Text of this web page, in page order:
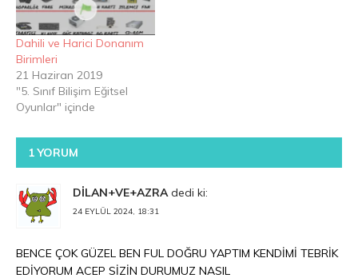
Dahili ve Harici Donanım
Birimleri
21 Haziran 2019
"5. Sınıf Bilişim Eğitsel
Oyunlar" içinde
1 YORUM
DİLAN+VE+AZRA dedi ki:
24 EYLÜL 2024, 18:31
BENCE ÇOK GÜZEL BEN FUL DOĞRU YAPTIM KENDİMİ TEBRİK
EDİYORUM ACEP SİZİN DURUMUZ NASIL